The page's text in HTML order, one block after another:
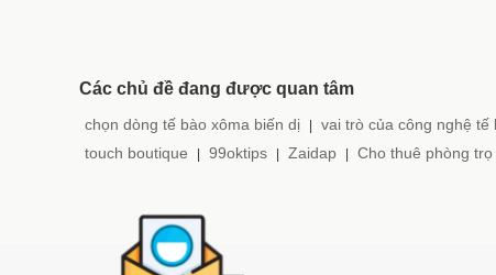
Các chủ đề đang được quan tâm
chọn dòng tế bào xôma biến dị vai trò của công nghệ tế
touch boutique 99oktips Zaidap Cho thuê phòng